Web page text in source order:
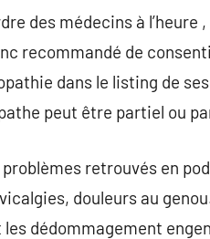
des médecins à
recommandé de
dans le listing de
peut être partiel ou
retrouvés en
douleurs au
dédommagement